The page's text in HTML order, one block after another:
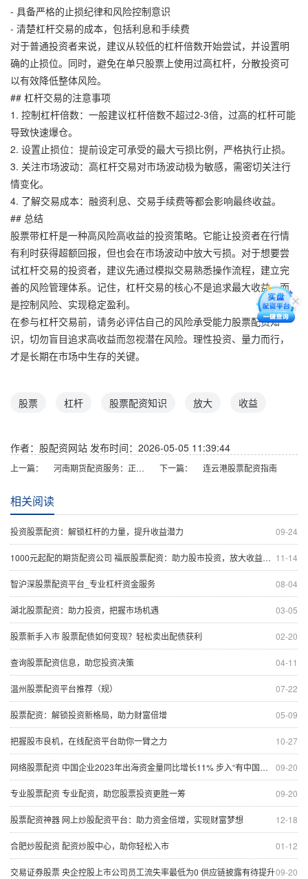
- 具备严格的止损纪律和风险控制意识
- 清楚杠杆交易的成本，包括利息和手续费
对于普通投资者来说，建议从较低的杠杆倍数开始尝试，并设置明
确的止损位。同时，避免在单只股票上使用过高杠杆，分散投资可
以有效降低整体风险。
## 杠杆交易的注意事项
1. 控制杠杆倍数：一般建议杠杆倍数不超过2-3倍，过高的杠杆可能
导致快速爆仓。
2. 设置止损位：提前设定可承受的最大亏损比例，严格执行止损。
3. 关注市场波动：高杠杆交易对市场波动极为敏感，需密切关注行
情变化。
4. 了解交易成本：融资利息、交易手续费等都会影响最终收益。
## 总结
股票带杠杆是一种高风险高收益的投资策略。它能让投资者在行情
有利时获得超额回报，但也会在市场波动中放大亏损。对于想要尝
试杠杆交易的投资者，建议先通过模拟交易熟悉操作流程，建立完
善的风险管理体系。记住，杠杆交易的核心不是追求最大收益，而
是控制风险、实现稳定盈利。
在参与杠杆交易前，请务必评估自己的风险承受能力股票配资知
识，切勿盲目追求高收益而忽视潜在风险。理性投资、量力而行，
才是长期在市场中生存的关键。
股票 杠杆 股票配资知识 放大 收益
作者：股配资网站 发布时间：2026-05-05 11:39:44
上一篇： 河南期货配资服务：正规平台开户与低息资金支持 下一篇： 连云港股票配资指南
相关阅读
09-24
投资股票配资：解锁杠杆的力量，提升收益潜力
11-14
1000元起配的期货配资公司 福辰股票配资：助力股市投资，放大收益空间
08-04
智沪深股票配资平台_专业杠杆资金服务
03-05
湖北股票配资：助力投资，把握市场机遇
02-20
股票新手入市 股票配债如何变现？轻松卖出配债获利
04-11
查询股票配资信息，助您投资决策
07-22
温州股票配资平台推荐（规）
05-09
股票配资：解锁投资新格局，助力财富倍增
10-27
把握股市良机，在线配资平台助你一臂之力
09-20
网络股票配资 中国企业2023年出海资金量同比增长11% 步入“有中国根基的全球企业”的重资产模式
09-20
专业股票配资 专业配资，助您股票投资更胜一筹
12-18
股票配资神器 网上炒股配资平台：助力资金倍增，实现财富梦想
01-12
合肥炒股配资 配资炒股中心，助你轻松入市
09-20
交易证券股票 央企控股上市公司员工流失率最低为0 供应链披露有待提升